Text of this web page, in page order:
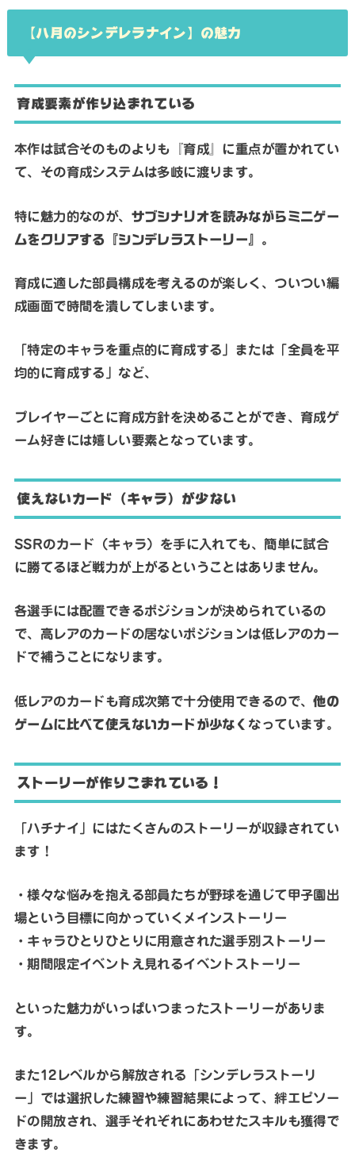
【八月のシンデレラナイン】の魅力
育成要素が作り込まれている
本作は試合そのものよりも『育成』に重点が置かれてい
て、その育成システムは多岐に渡ります。
特に魅力的なのが、 サブシナリオを読みながらミニゲー
ムをクリアする『シンデレラストーリー』 。
育成に適した部員構成を考えるのが楽しく、ついつい編
成画面で時間を潰してしまいます。
「特定のキャラを重点的に育成する」または「全員を平
均的に育成する」など、
プレイヤーごとに育成方針を決めることができ、育成ゲ
ーム好きには嬉しい要素となっています。
使えないカード（キャラ）が少ない
SSRのカード（キャラ）を手に入れても、簡単に試合
に勝てるほど戦力が上がるということはありません。
各選手には配置できるポジションが決められているの
で、高レアのカードの居ないポジションは低レアのカー
ドで補うことになります。
低レアのカードも育成次第で十分使用できるので、他の
ゲームに比べて使えないカードが少なく なっています。
ストーリーが作りこまれている！
「ハチナイ」にはたくさんのストーリーが収録されてい
ます！
・様々な悩みを抱える部員たちが野球を通じて甲子園出
場という目標に向かっていくメインストーリー
・キャラひとりひとりに用意された選手別ストーリー
・期間限定イベントえ見れるイベントストーリー
といった魅力がいっぱいつまったストーリーがありま
す。
また12レベルから解放される「シンデレラストーリ
ー」では選択した練習や練習結果によって、絆エピソー
ドの開放され、選手それぞれにあわせたスキルも獲得で
きます。